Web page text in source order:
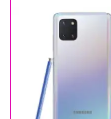
publication :